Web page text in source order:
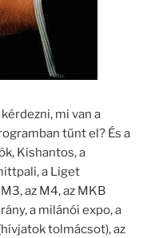
mi van a
tűnt el? És a
Kishantos, a
a Liget
az M4, az MKB
a milánói expo, a
tolmácsot), az